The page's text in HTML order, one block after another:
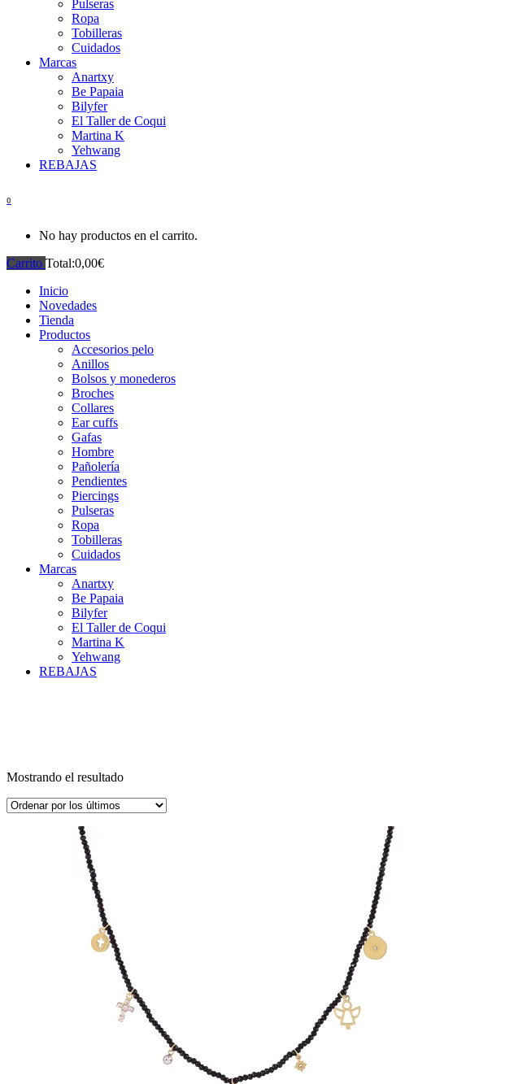
Pulseras
Ropa
Tobilleras
Cuidados
Marcas
Anartxy
Be Papaia
Bilyfer
El Taller de Coqui
Martina K
Yehwang
REBAJAS
0
No hay productos en el carrito.
Carrito Total:0,00€
Inicio
Novedades
Tienda
Productos
Accesorios pelo
Anillos
Bolsos y monederos
Broches
Collares
Ear cuffs
Gafas
Hombre
Pañolería
Pendientes
Piercings
Pulseras
Ropa
Tobilleras
Cuidados
Marcas
Anartxy
Be Papaia
Bilyfer
El Taller de Coqui
Martina K
Yehwang
REBAJAS
Mostrando el resultado